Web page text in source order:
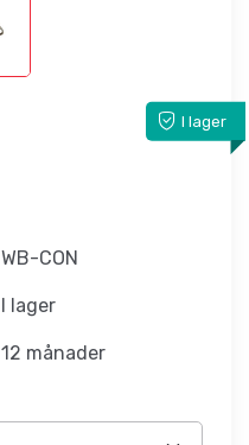
I lager
WB-CON
I lager
12 månader